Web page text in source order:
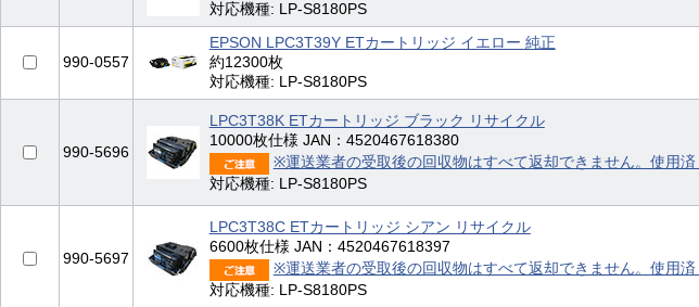
対応機種: LP-S8180PS
990-0557
EPSON LPC3T39Y ETカートリッジ イエロー 純正
約12300枚
対応機種: LP-S8180PS
990-5696
LPC3T38K ETカートリッジ ブラック リサイクル
10000枚仕様 JAN：4520467618380
※運送業者の受取後の回収物はすべて返却できません。使用
対応機種: LP-S8180PS
990-5697
LPC3T38C ETカートリッジ シアン リサイクル
6600枚仕様 JAN：4520467618397
※運送業者の受取後の回収物はすべて返却できません。使用
対応機種: LP-S8180PS